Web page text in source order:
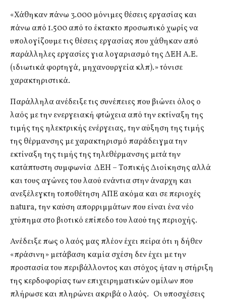
«Χάθηκαν πάνω 3.000 μόνιμες θέσεις εργασίας και
πάνω από 1.500 από το έκτακτο προσωπικό χωρίς να
υπολογίζουμε τις θέσεις εργασίας που χάθηκαν από
παράλληλες εργασίες για λογαριασμό της ΔΕΗ Α.Ε.
(ιδιωτικά φορτηγά, μηχανουργεία κλπ).» τόνισε
χαρακτηριστικά.
Παράλληλα ανέδειξε τις συνέπειες που βιώνει όλος ο
λαός με την ενεργειακή φτώχεια από την εκτίναξη της
τιμής της ηλεκτρικής ενέργειας, την αύξηση της τιμής
της θέρμανσης με χαρακτηρισμό παράδειγμα την
εκτίναξη της τιμής της τηλεθέρμανσης μετά την
κατάπτυστη συμφωνία ΔΕΗ – Τοπικής Διοίκησης αλλά
και τους αγώνες του λαού ενάντια στην άναρχη και
ανεξέλεγκτη τοποθέτηση ΑΠΕ ακόμα και σε περιοχές
natura, την καύση απορριμμάτων που είναι ένα νέο
χτύπημα στο βιοτικό επίπεδο του λαού της περιοχής.
Ανέδειξε πως ο λαός μας πλέον έχει πείρα ότι η δήθεν
«πράσινη» μετάβαση καμία σχέση δεν έχει με την
προστασία του περιβάλλοντος και στόχος ήταν η στήριξη
της κερδοφορίας των επιχειρηματικών ομίλων που
πλήρωσε και πληρώνει ακριβά ο λαός. Οι υποσχέσεις